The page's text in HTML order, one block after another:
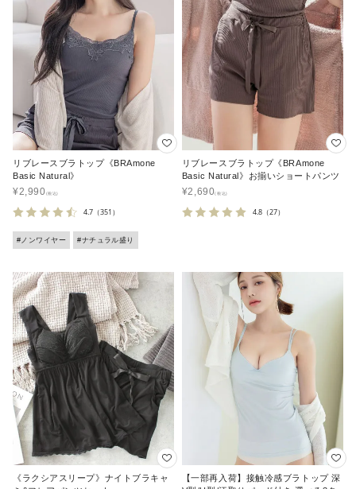
リブレースブラトップ《BRAmone
Basic Natural》
¥2,990
4.7 （351）
#ノンワイヤー #ナチュラル盛り
リブレースブラトップ《BRAmone
Basic Natural》お揃いショートパンツ
¥2,690
4.8（27）
《ラクシアスリープ》ナイトブラキャ
【一部再入荷】接触冷感ブラトップ 深